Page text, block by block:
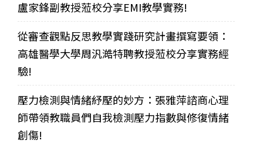
盧家鋒副教授蒞校分享EMI教學實務!
從審查觀點反思教學實踐研究計畫撰寫要領：
高雄醫學大學周汎澔特聘教授蒞校分享實務經
驗!
壓力檢測與情緒紓壓的妙方：張雅萍諮商心理
師帶領教職員們自我檢測壓力指數與修復情緒
創傷!